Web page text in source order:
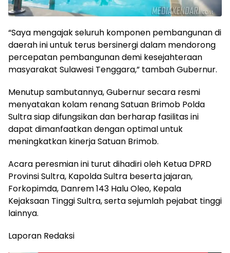
“Saya mengajak seluruh komponen pembangunan di
daerah ini untuk terus bersinergi dalam mendorong
percepatan pembangunan demi kesejahteraan
masyarakat Sulawesi Tenggara,” tambah Gubernur.
Menutup sambutannya, Gubernur secara resmi
menyatakan kolam renang Satuan Brimob Polda
Sultra siap difungsikan dan berharap fasilitas ini
dapat dimanfaatkan dengan optimal untuk
meningkatkan kinerja Satuan Brimob.
Acara peresmian ini turut dihadiri oleh Ketua DPRD
Provinsi Sultra, Kapolda Sultra beserta jajaran,
Forkopimda, Danrem 143 Halu Oleo, Kepala
Kejaksaan Tinggi Sultra, serta sejumlah pejabat tinggi
lainnya.
Laporan Redaksi